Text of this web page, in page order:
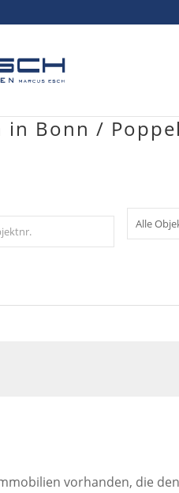
in Bonn /
vorhanden, die